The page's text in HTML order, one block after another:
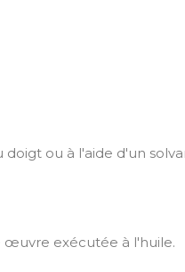
ou à l'aide d'un
œuvre exécutée à l'huile.